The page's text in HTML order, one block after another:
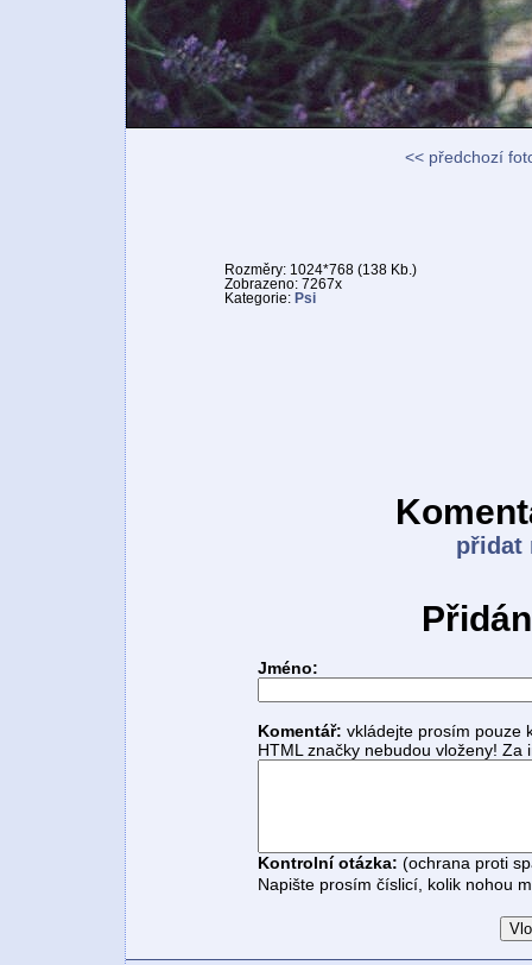
<< předchozí
Rozměry: 1024*768 (138 Kb.)
Zobrazeno: 7267x
Kategorie: Psi
přidat
Jméno:
Komentář: vkládejte prosím pouze
HTML značky nebudou vloženy!
Kontrolní otázka: (ochrana proti
Napište prosím číslicí, kolik nohou